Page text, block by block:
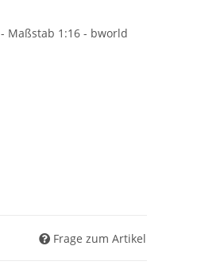
Maßstab 1:16 - bworld
Frage zum Artikel